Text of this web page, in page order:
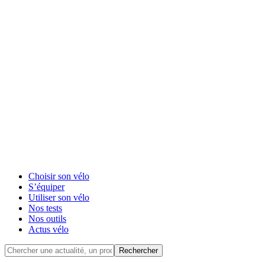
Choisir son vélo
S’équiper
Utiliser son vélo
Nos tests
Nos outils
Actus vélo